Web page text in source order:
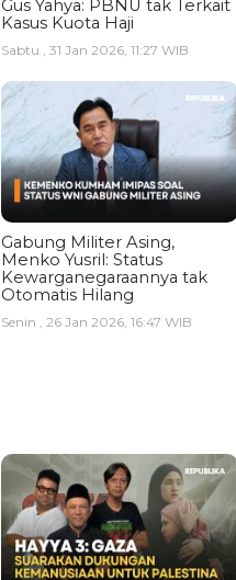
Gus Yahya: PBNU tak Terkait
Kasus Kuota Haji
Sabtu , 31 Jan 2026, 11:27 WIB
Gabung Militer Asing,
Menko Yusril: Status
Kewarganegaraannya tak
Otomatis Hilang
Senin , 26 Jan 2026, 16:47 WIB